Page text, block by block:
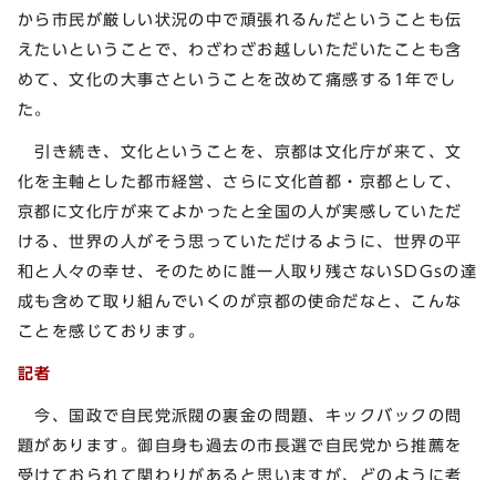
から市民が厳しい状況の中で頑張れるんだということも伝
えたいということで、わざわざお越しいただいたことも含
めて、文化の大事さということを改めて痛感する1年でし
た。
引き続き、文化ということを、京都は文化庁が来て、文
化を主軸とした都市経営、さらに文化首都・京都として、
京都に文化庁が来てよかったと全国の人が実感していただ
ける、世界の人がそう思っていただけるように、世界の平
和と人々の幸せ、そのために誰一人取り残さないSDGsの達
成も含めて取り組んでいくのが京都の使命だなと、こんな
ことを感じております。
記者
今、国政で自民党派閥の裏金の問題、キックバックの問
題があります。御自身も過去の市長選で自民党から推薦を
受けておられて関わりがあると思いますが、どのように考